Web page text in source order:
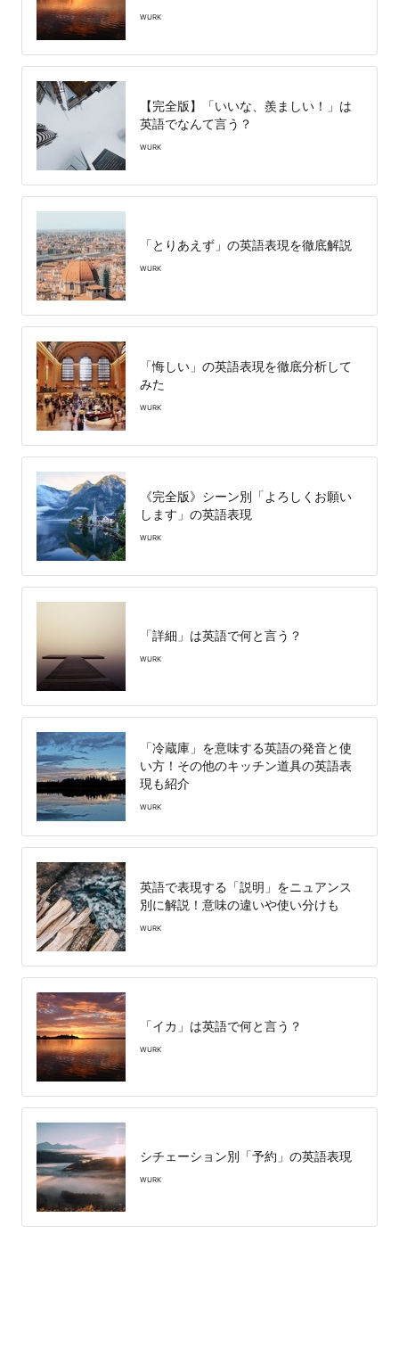
WURK
【完全版】「いいな、羨ましい！」は
英語でなんて言う？
WURK
「とりあえず」の英語表現を徹底解説
WURK
「悔しい」の英語表現を徹底分析して
みた
WURK
《完全版》シーン別「よろしくお願い
します」の英語表現
WURK
「詳細」は英語で何と言う？
WURK
「冷蔵庫」を意味する英語の発音と使
い方！その他のキッチン道具の英語表
現も紹介
WURK
英語で表現する「説明」をニュアンス
別に解説！意味の違いや使い分けも
WURK
「イカ」は英語で何と言う？
WURK
シチェーション別「予約」の英語表現
WURK